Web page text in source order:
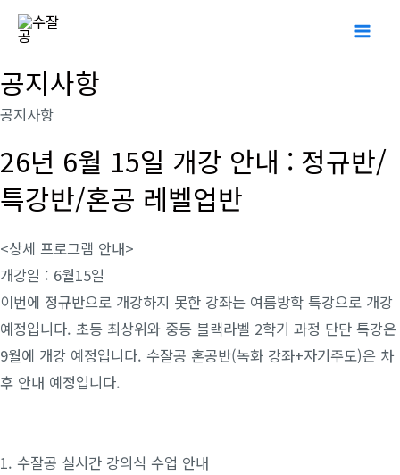
로
건
뛰
기
공지사항
공지사항
26년 6월 15일 개강 안내 : 정규반/
특강반/혼공 레벨업반
<상세 프로그램 안내>
개강일 : 6월15일
이번에 정규반으로 개강하지 못한 강좌는 여름방학 특강으로 개강
예정입니다. 초등 최상위와 중등 블랙라벨 2학기 과정 단단 특강은
9월에 개강 예정입니다. 수잘공 혼공반(녹화 강좌+자기주도)은 차
후 안내 예정입니다.
1. 수잘공 실시간 강의식 수업 안내